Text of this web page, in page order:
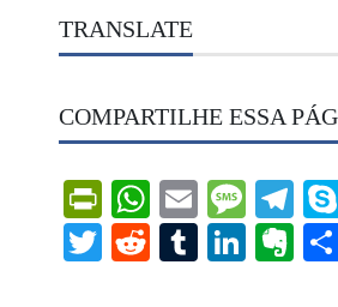
TRANSLATE
COMPARTILHE ESSA
PrintFriendly
WhatsApp
Email
Twitter
Reddit
Tumblr